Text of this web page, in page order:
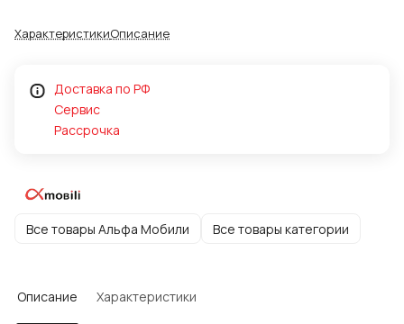
ХарактеристикиОписание
Доставка по РФ
Сервис
Рассрочка
Все товары Альфа Мобили Все товары категории
Описание Характеристики